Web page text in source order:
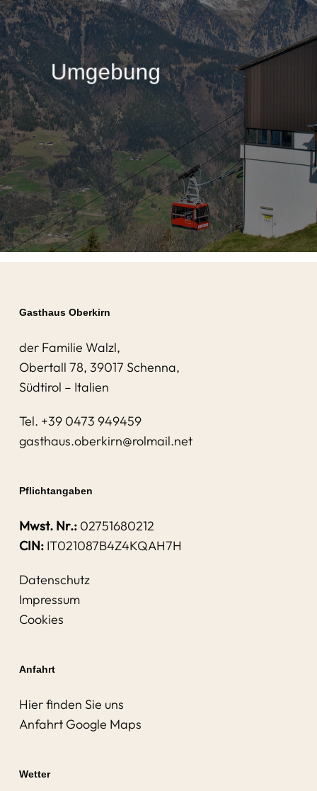
Umgebung
Gasthaus Oberkirn
der Familie Walzl,
Obertall 78, 39017 Schenna,
Südtirol – Italien
Tel. +39 0473 949459
gasthaus.oberkirn@rolmail.net
Pflichtangaben
Mwst. Nr.:02751680212
CIN:IT021087B4Z4KQAH7H
Datenschutz
Impressum
Cookies
Anfahrt
Hier finden Sie uns
Anfahrt Google Maps
Wetter